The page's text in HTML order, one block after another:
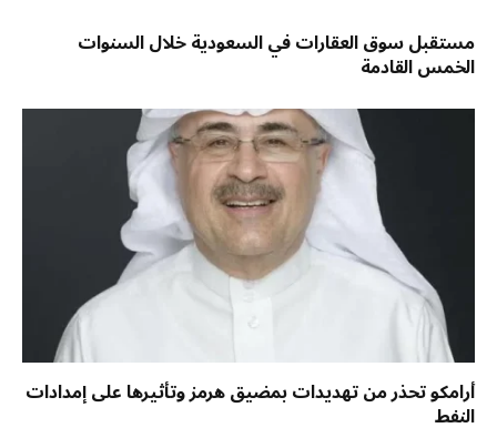
مستقبل سوق العقارات في السعودية خلال السنوات
الخمس القادمة
أرامكو تحذر من تهديدات بمضيق هرمز وتأثيرها على إمدادات
النفط